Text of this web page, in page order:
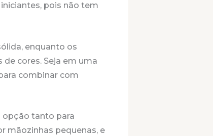
pois não tem
enquanto os
cores. Seja em uma
combinar com
opção tanto para
mãozinhas pequenas, e